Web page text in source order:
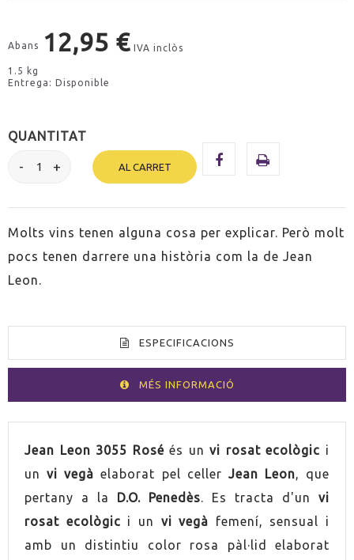
Abans 12,95 € IVA inclòs
1.5 kg
Entrega: Disponible
QUANTITAT
AL CARRET
Molts vins tenen alguna cosa per explicar. Però molt
pocs tenen darrere una història com la de Jean
Leon.
ESPECIFICACIONS
MÉS INFORMACIÓ
VOLUM 75cl
PRODUCTE VEGÀ Sí
Jean Leon 3055 Roséés unvi rosat ecològic i
unvi vegà elaborat pel celler Jean Leon, que
pertany a la D.O. Penedès. Es tracta d'un vi
rosat ecològic i un vi vegà femení, sensual i
amb un distintiu color rosa pàl·lid elaborat